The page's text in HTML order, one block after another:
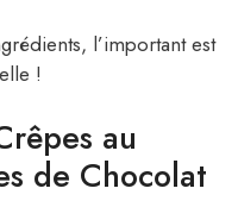
l’important est
!
au
de Chocolat